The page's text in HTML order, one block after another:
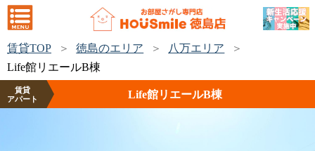
賃貸TOP 徳島のエリア
八万エリア
Life館リエールB棟
賃貸
アパート
Life館リエールB棟